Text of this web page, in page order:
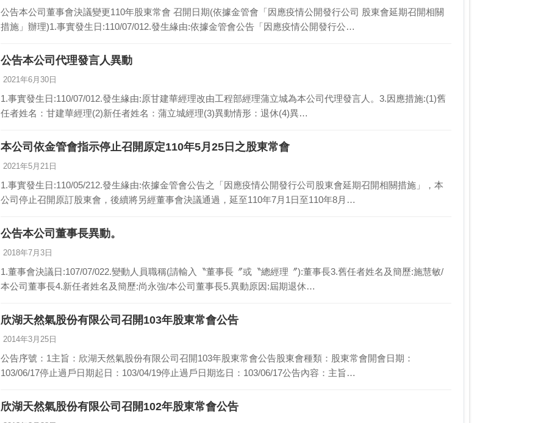
公告本公司董事會決議變更110年股東常會 召開日期(依據金管會「因應疫情公開發行公司 股東會延期召開相關
措施」辦理)1.事實發生日:110/07/012.發生緣由:依據金管會公告「因應疫情公開發行公…
公告本公司代理發言人異動
2021年6月30日
1.事實發生日:110/07/012.發生緣由:原甘建華經理改由工程部經理蒲立城為本公司代理發言人。3.因應措施:(1)舊
任者姓名：甘建華經理(2)新任者姓名：蒲立城經理(3)異動情形：退休(4)異…
本公司依金管會指示停止召開原定110年5月25日之股東常會
2021年5月21日
1.事實發生日:110/05/212.發生緣由:依據金管會公告之「因應疫情公開發行公司股東會延期召開相關措施」，本
公司停止召開原訂股東會，後續將另經董事會決議通過，延至110年7月1日至110年8月…
公告本公司董事長異動。
2018年7月3日
1.董事會決議日:107/07/022.變動人員職稱(請輸入〝董事長〞或〝總經理〞):董事長3.舊任者姓名及簡歷:施慧敏/
本公司董事長4.新任者姓名及簡歷:尚永強/本公司董事長5.異動原因:屆期退休…
欣湖天然氣股份有限公司召開103年股東常會公告
2014年3月25日
公告序號：1主旨：欣湖天然氣股份有限公司召開103年股東常會公告股東會種類：股東常會開會日期：
103/06/17停止過戶日期起日：103/04/19停止過戶日期迄日：103/06/17公告內容：主旨…
欣湖天然氣股份有限公司召開102年股東常會公告